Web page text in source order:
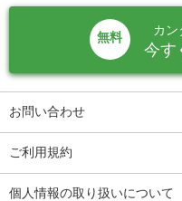
無料
カン
今す
お問い合わせ
ご利用規約
個人情報の取り扱いについて